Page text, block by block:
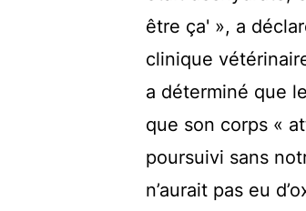
être ça' », a
clinique
a déterminé que
que son corps «
poursuivi sans
n’aurait pas eu